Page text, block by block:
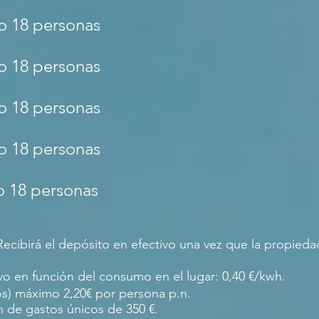
18 personas
18 personas
18 personas
18 personas
18 personas
el depósito en efectivo una vez que la
en función del consumo en el lugar: 0,40 €/kwh.
máximo 2,20€ por persona p.n.
de gastos únicos de 350 €.